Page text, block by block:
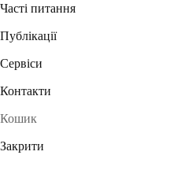
Часті питання
Публікації
Сервіси
Контакти
Кошик
Закрити